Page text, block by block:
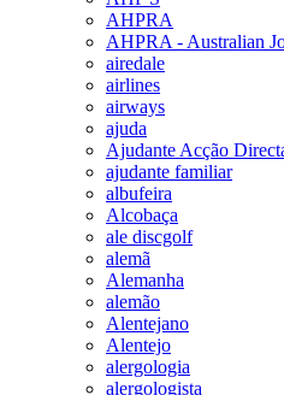
AHPRA
AHPRA - Australian
airedale
airlines
airways
ajuda
Ajudante Acção
ajudante familiar
albufeira
Alcobaça
ale discgolf
alemã
Alemanha
alemão
Alentejano
Alentejo
alergologia
alergologista